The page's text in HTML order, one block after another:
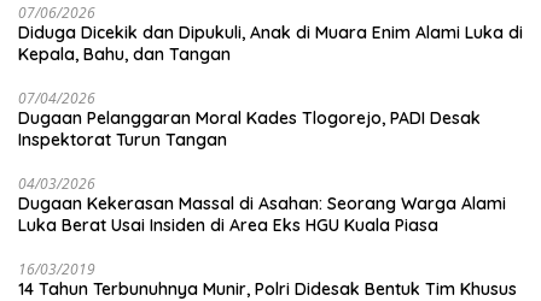
07/06/2026
Diduga Dicekik dan Dipukuli, Anak di Muara Enim Alami Luka di
Kepala, Bahu, dan Tangan
07/04/2026
Dugaan Pelanggaran Moral Kades Tlogorejo, PADI Desak
Inspektorat Turun Tangan
04/03/2026
Dugaan Kekerasan Massal di Asahan: Seorang Warga Alami
Luka Berat Usai Insiden di Area Eks HGU Kuala Piasa
16/03/2019
14 Tahun Terbunuhnya Munir, Polri Didesak Bentuk Tim Khusus